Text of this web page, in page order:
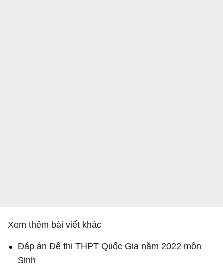
Xem thêm bài viết khác
Đáp án Đề thi THPT Quốc Gia năm 2022 môn
Sinh